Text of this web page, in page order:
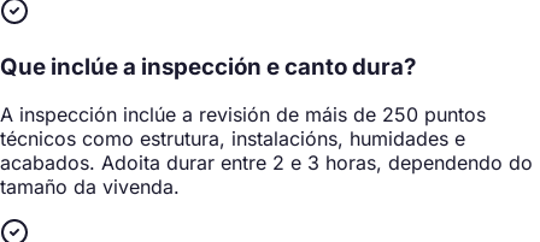
Que inclúe a inspección e canto dura?
A inspección inclúe a revisión de máis de 250 puntos
técnicos como estrutura, instalacións, humidades e
acabados. Adoita durar entre 2 e 3 horas, dependendo do
tamaño da vivenda.